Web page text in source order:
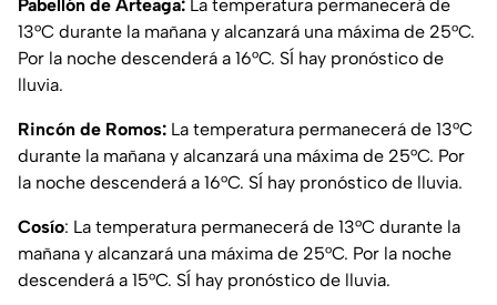
Pabellón de Arteaga: La temperatura permanecerá de
13°C durante la mañana y alcanzará una máxima de 25°C.
Por la noche descenderá a 16°C. SÍ hay pronóstico de
lluvia.
Rincón de Romos: La temperatura permanecerá de 13°C
durante la mañana y alcanzará una máxima de 25°C. Por
la noche descenderá a 16°C. SÍ hay pronóstico de lluvia.
Cosío: La temperatura permanecerá de 13°C durante la
mañana y alcanzará una máxima de 25°C. Por la noche
descenderá a 15°C. SÍ hay pronóstico de lluvia.